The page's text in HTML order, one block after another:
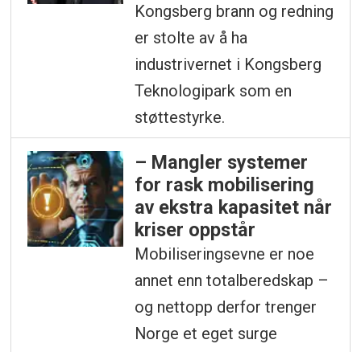
Kongsberg brann og redning
er stolte av å ha
industrivernet i Kongsberg
Teknologipark som en
støttestyrke.
– Mangler systemer
for rask mobilisering
av ekstra kapasitet når
kriser oppstår
Mobiliseringsevne er noe
annet enn totalberedskap –
og nettopp derfor trenger
Norge et eget surge